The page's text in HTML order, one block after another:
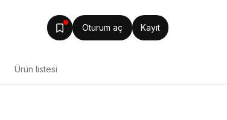
Oturum aç Kayıt
Ürün listesi